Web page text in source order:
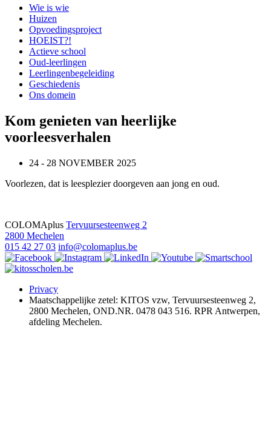
Wie is wie
Huizen
Opvoedingsproject
HOEIST?!
Actieve school
Oud-leerlingen
Leerlingenbegeleiding
Geschiedenis
Ons domein
Kom genieten van heerlijke
voorleesverhalen
24 - 28 NOVEMBER 2025
Voorlezen, dat is leesplezier doorgeven aan jong en oud.
COLOMAplus Tervuursesteenweg 2
2800 Mechelen
015 42 27 03 info@colomaplus.be
Privacy
Maatschappelijke zetel: KITOS vzw, Tervuursesteenweg 2,
2800 Mechelen, OND.NR. 0478 043 516. RPR Antwerpen,
afdeling Mechelen.